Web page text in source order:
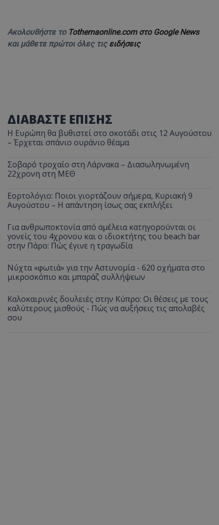
Ακολουθήστε το Tothemaonline.com στο Google News
και μάθετε πρώτοι όλες τις ειδήσεις
ΔΙΑΒΑΣΤΕ ΕΠΙΣΗΣ
Η Ευρώπη θα βυθιστεί στο σκοτάδι στις 12 Αυγούστου
– Έρχεται σπάνιο ουράνιο θέαμα
Σοβαρό τροχαίο στη Λάρνακα – Διασωληνωμένη
22χρονη στη ΜΕΘ
Εορτολόγιο: Ποιοι γιορτάζουν σήμερα, Κυριακή 9
Αυγούστου – Η απάντηση ίσως σας εκπλήξει
Για ανθρωποκτονία από αμέλεια κατηγορούνται οι
γονείς του 4χρονου και ο ιδιοκτήτης του beach bar
στην Πάρο: Πώς έγινε η τραγωδία
Νύχτα «φωτιά» για την Αστυνομία - 620 οχήματα στο
μικροσκόπιο και μπαράζ συλλήψεων
Καλοκαιρινές δουλειές στην Κύπρο: Οι θέσεις με τους
καλύτερους μισθούς - Πώς να αυξήσεις τις απολαβές
σου